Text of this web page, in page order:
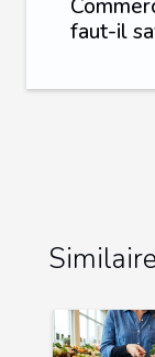
faut-il
Similaire